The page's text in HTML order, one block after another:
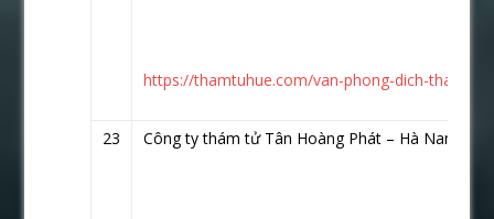
https://thamtuhue.com/van-phong-dich-tham-
23 Công ty thám tử Tân Hoàng Phát – Hà Nam